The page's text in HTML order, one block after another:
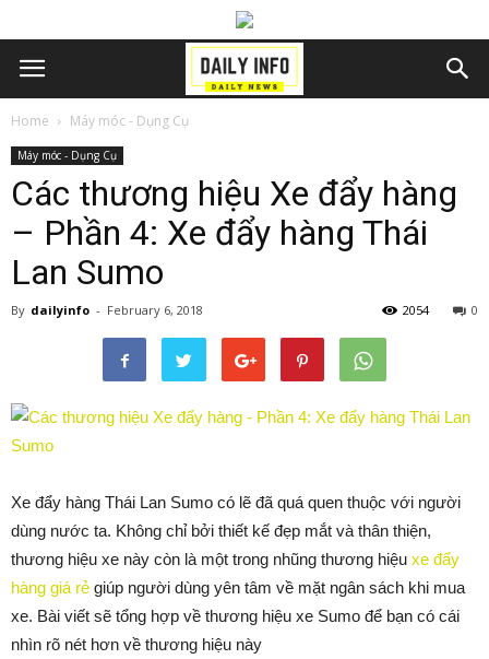
Home Máy móc - Dụng Cụ
Máy móc - Dụng Cụ
Các thương hiệu Xe đẩy hàng
– Phần 4: Xe đẩy hàng Thái
Lan Sumo
By dailyinfo - February 6, 2018 0
2054
Xe đẩy hàng Thái Lan Sumo có lẽ đã quá quen thuộc với người
dùng nước ta. Không chỉ bởi thiết kế đẹp mắt và thân thiện,
thương hiệu xe này còn là một trong nhũng thương hiệu xe đẩy
hàng giá rẻ giúp người dùng yên tâm về mặt ngân sách khi mua
xe. Bài viết sẽ tổng hợp về thương hiệu xe Sumo để bạn có cái
nhìn rõ nét hơn về thương hiệu này